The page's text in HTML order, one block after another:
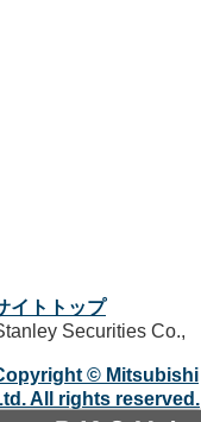
イトトップ
© Mitsubishi
All rights reserved.